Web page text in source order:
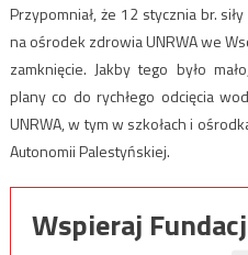
Przypomniał, że 12 stycznia br.
na ośrodek zdrowia UNRWA we
zamknięcie. Jakby tego było
plany co do rychłego odcięcia
UNRWA, w tym w szkołach i
Autonomii Palestyńskiej.
Wspieraj